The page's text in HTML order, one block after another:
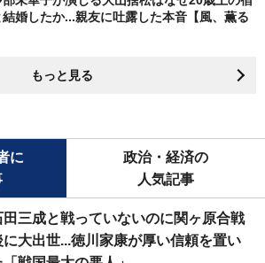
婚したか...親友に吐露した本音【風、薫る
もっと見る
に
政治・経済の
人気記事
田三成と戦っていないのに関ヶ原合戦
に大出世...徳川家康が厚い信頼を置い